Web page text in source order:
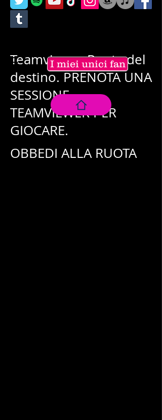
Teamviewer Ruota del
destino. PRENOTA UNA
SESSIONE
TEAMVIEWER PER
GIOCARE.
OBBEDI ALLA RUOTA
I miei unici fan